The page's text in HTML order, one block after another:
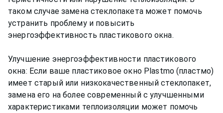
таком случае замена стеклопакета может помочь
устранить проблему и повысить
энергоэффективность пластикового окна.
Улучшение энергоэффективности пластикового
окна: Если ваше пластиковое окно Plastmo (пластмо)
имеет старый или низкокачественный стеклопакет,
замена его на более современный с улучшенными
характеристиками теплоизоляции может помочь